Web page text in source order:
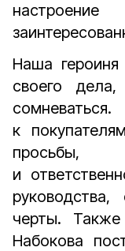
Наша
своего
к
просьбы,
и
черты.
Набокова